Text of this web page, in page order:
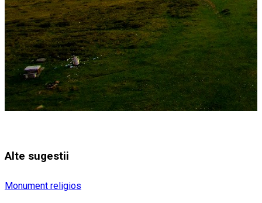
Alte sugestii
Monument religios